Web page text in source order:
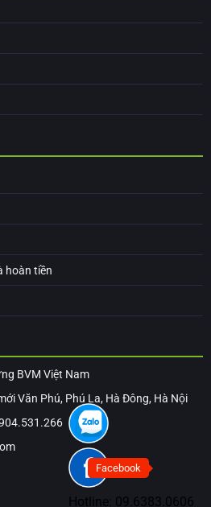
hoàn tiền
BVM Việt Nam
Văn Phú, Phú La, Hà Đông, Hà Nội
Facebook
Hotline: 09.6383.0606